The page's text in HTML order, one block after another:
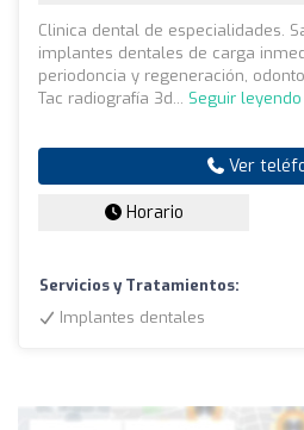
Clinica dental de especialidades.
implantes dentales de carga
periodoncia y regeneración,
Tac radiografía 3d... Seguir leyendo
Ver
Horario
Servicios y Tratamientos:
Implantes dentales